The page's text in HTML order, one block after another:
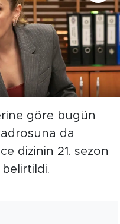
göre bugün
da
dizinin 21. sezon
belirtildi.